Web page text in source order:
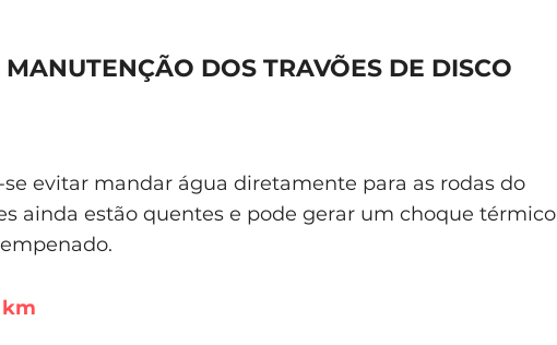
DOS TRAVÕES DE DISCO
evitar mandar água diretamente para as rodas do
ainda estão quentes e pode gerar um choque térmico
km